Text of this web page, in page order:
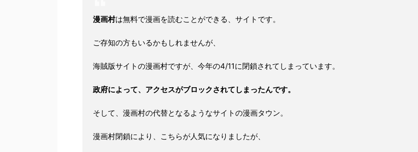
漫画村は無料で漫画を読むことができる、サイトです。
ご存知の方もいるかもしれませんが、
海賊版サイトの漫画村ですが、今年の4/11に閉鎖されてしまっています。
政府によって、アクセスがブロックされてしまったんです。
そして、漫画村の代替となるようなサイトの漫画タウン。
漫画村閉鎖により、こちらが人気になりましたが、